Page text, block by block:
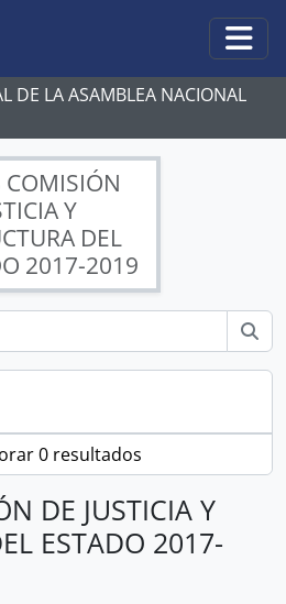
DE LA ASAMBLEA NACIONAL
COMISIÓN
Y
DEL
2017-2019
0 resultados
DE JUSTICIA Y
ESTADO 2017-